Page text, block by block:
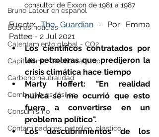
Bruno Latour en español
Buenas noticias
Calentamiento global - CO2
Capitalismo -Neoliberalismo
Carbono neutralidad
Combustibles fósiles
Consumismo
Contaminadores: petróleo, plástico
consultor de Exxon de 1981 a 1987
Fuente: The Guardian - Por Emma
Pattee - 2 Jul 2021
Los científicos contratados por
las petroleras que predijeron la
crisis climática hace tiempo
Marty Hoffert: "En realidad
nunca se me ocurrió que esto
fuera a convertirse en un
problema político".
Los descubrimientos de los